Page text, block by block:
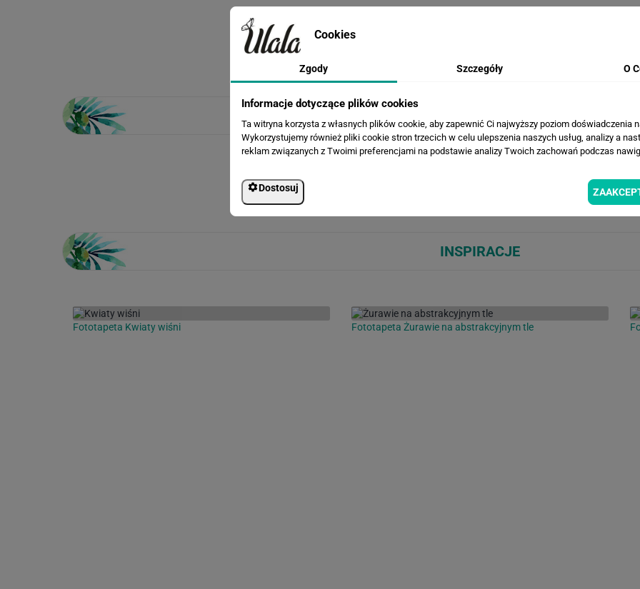
WIZUALIZACJE PRODUKTU
INSPIRACJE
Fototapeta Kwiaty wiśni Fototapeta Żurawie na abstrakcyjnym tle
Cookies
Zgody Szczegóły O
Informacje dotyczące plików cookies
Ta witryna korzysta z własnych plików cookie, aby zapewnić Ci najwyższy poziom doświadczenia
Wykorzystujemy również pliki cookie stron trzecich w celu ulepszenia naszych usług, analizy a
reklam związanych z Twoimi preferencjami na podstawie analizy Twoich zachowań podczas
Dostosuj